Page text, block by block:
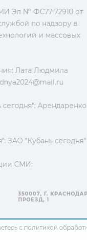
Эл № ФС77-72910 от
по надзору в
и массовых
Лата Людмила
сегодня": Арендаренко
ЗАО "Кубань сегодня"
СМИ:
350007, Г.
ПРОЕЗД, 1
с политикой